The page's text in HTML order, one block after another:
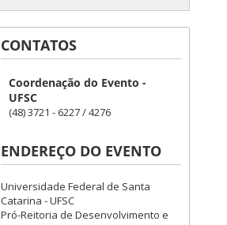
CONTATOS
Coordenação do Evento -
UFSC
(48) 3721 - 6227 / 4276
ENDEREÇO DO EVENTO
Universidade Federal de Santa
Catarina - UFSC
Pró-Reitoria de Desenvolvimento e